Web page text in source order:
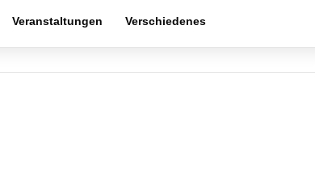
Veranstaltungen Verschiedenes